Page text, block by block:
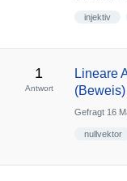
injektiv
1
Antwort
Lineare
(Beweis)
Gefragt 16
nullvektor